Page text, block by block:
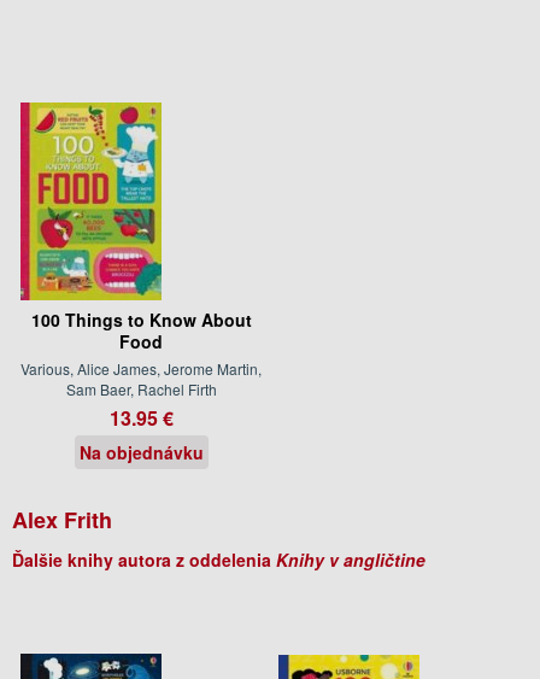
100 Things to Know About
Food
Various, Alice James, Jerome Martin,
Sam Baer, Rachel Firth
13.95 €
Na objednávku
Alex Frith
Ďalšie knihy autora z oddelenia Knihy v angličtine